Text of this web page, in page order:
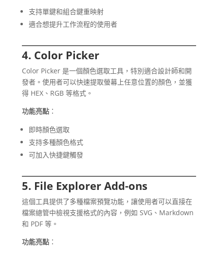
支持單鍵和組合鍵重映射
適合想提升工作流程的使用者
4. Color Picker
Color Picker 是一個顏色選取工具，特別適合設計師和開
發者。使用者可以快速提取螢幕上任意位置的顏色，並獲
得 HEX、RGB 等格式。
功能亮點：
即時顏色選取
支持多種顏色格式
可加入快捷鍵觸發
5. File Explorer Add-ons
這個工具提供了多種檔案預覽功能，讓使用者可以直接在
檔案總管中檢視支援格式的內容，例如 SVG、Markdown
和 PDF 等。
功能亮點：